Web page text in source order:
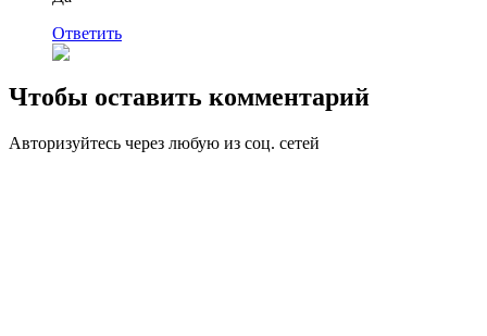
Ответить
Чтобы оставить комментарий
Авторизуйтесь через любую из соц. сетей